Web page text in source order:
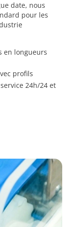
date, nous
pour les
en longueurs
profils
24h/24 et